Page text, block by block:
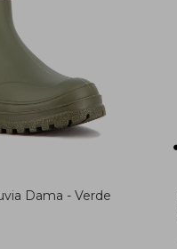
Dama - Verde